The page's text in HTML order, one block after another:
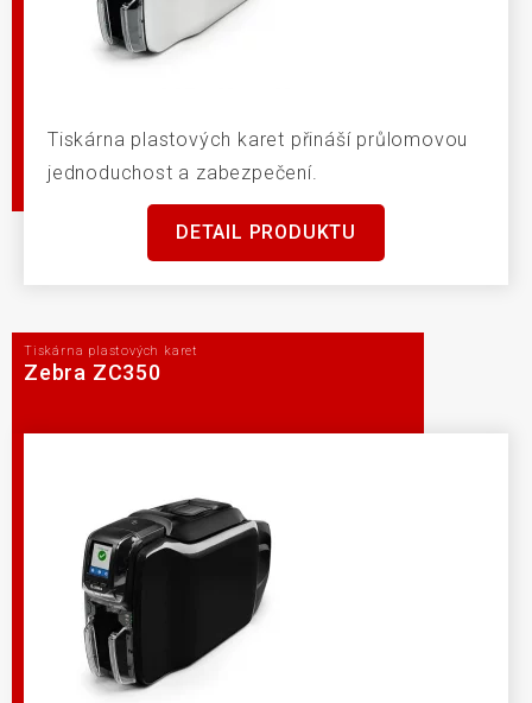
Tiskárna plastových karet přináší průlomovou
jednoduchost a zabezpečení.
DETAIL PRODUKTU
Tiskárna plastových karet
Zebra ZC350